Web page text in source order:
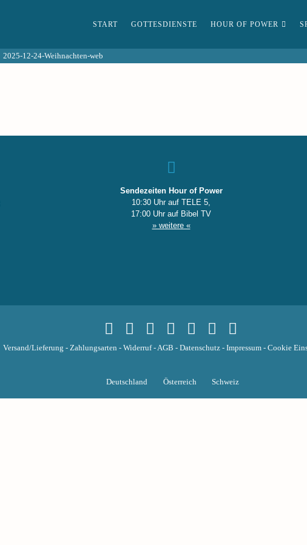
START GOTTESDIENSTE HOUR OF POWER
2025-12-24-Weihnachten-web
Sendezeiten Hour of Power
10:30 Uhr auf TELE 5,
17:00 Uhr auf Bibel TV
» weitere «
Versand/Lieferung - Zahlungsarten - Widerruf-AGB - Datenschutz- Impressum- Cookie
Deutschland Österreich Schweiz